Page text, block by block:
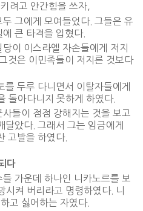
려고 안간힘을 쓰자,
그에게 모여들었다. 그들은 유
큰 타격을 입혔다.
이 이스라엘 자손들에게 저지
것은 이민족들이 저지른 것보다
를 두루 다니면서 이탈자들에게
돌아다니지 못하게 하였다.
들이 점점 강해지는 것을 보고
달았다. 그래서 그는 임금에게
고발을 하였다.
다
가운데 하나인 니카노르를 보
시켜 버리라고 명령하였다. 니
고 싫어하는 자였다.